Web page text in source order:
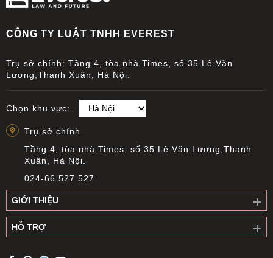
CÔNG TY LUẬT TNHH EVEREST
Trụ sở chính: Tầng 4, tòa nhà Times, số 35 Lê Văn
Lương,Thanh Xuân, Hà Nội.
Chọn khu vực:
Trụ sở chính
Tầng 4, tòa nhà Times, số 35 Lê Văn Lương,Thanh
Xuân, Hà Nội.
024-66 527 527
info@everest.org.vn
Văn phòng giao dịch Cầu Giấy
Tầng 14, Tòa nhà Việt Á, Số 9 Duy Tân, phường Cầu
GIỚI THIỆU
HỖ TRỢ